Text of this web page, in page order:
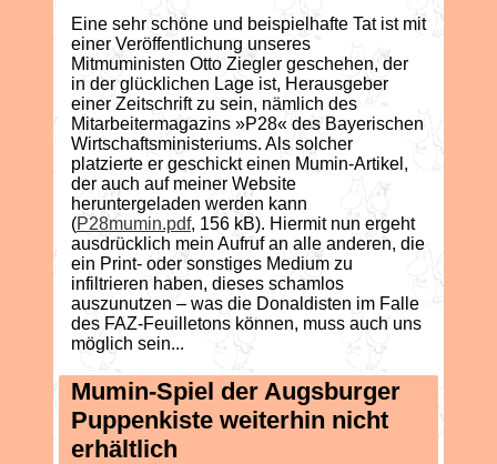
Eine sehr schöne und beispielhafte Tat ist mit
einer Veröffentlichung unseres
Mitmuministen Otto Ziegler geschehen, der
in der glücklichen Lage ist, Herausgeber
einer Zeitschrift zu sein, nämlich des
Mitarbeitermagazins »P28« des Bayerischen
Wirtschaftsministeriums. Als solcher
platzierte er geschickt einen Mumin-Artikel,
der auch auf meiner Website
heruntergeladen werden kann
(P28mumin.pdf, 156 kB). Hiermit nun ergeht
ausdrücklich mein Aufruf an alle anderen, die
ein Print- oder sonstiges Medium zu
infiltrieren haben, dieses schamlos
auszunutzen – was die Donaldisten im Falle
des FAZ-Feuilletons können, muss auch uns
möglich sein...
Mumin-Spiel der Augsburger
Puppenkiste weiterhin nicht
erhältlich